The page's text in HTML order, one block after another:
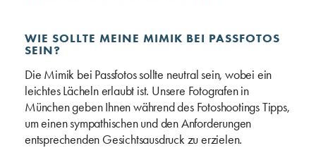
WIE SOLLTE MEINE MIMIK BEI PASSFOTOS
SEIN?
Die Mimik bei Passfotos sollte neutral sein, wobei ein
leichtes Lächeln erlaubt ist. Unsere Fotografen in
München geben Ihnen während des Fotoshootings Tipps,
um einen sympathischen und den Anforderungen
entsprechenden Gesichtsausdruck zu erzielen.